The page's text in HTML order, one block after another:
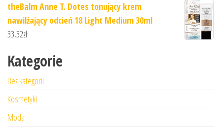
theBalm Anne T. Dotes tonujący krem
nawilżający odcień 18 Light Medium 30ml
33,32zł
Kategorie
Bez kategorii
Kosmetyki
Moda